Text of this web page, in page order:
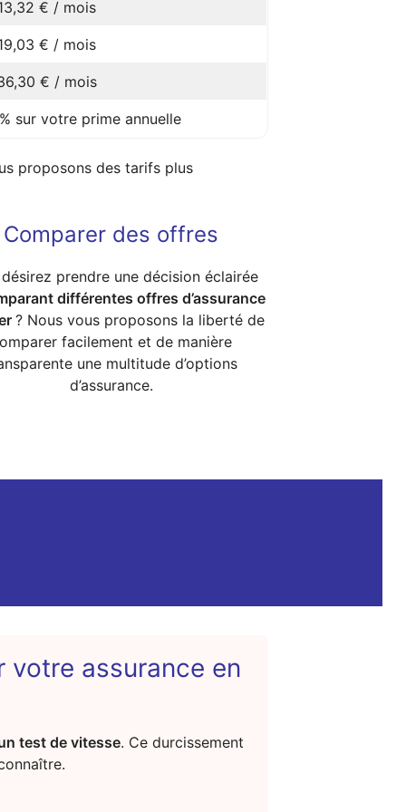
€ / mois
€ / mois
€ / mois
sur votre prime annuelle
proposons des tarifs plus
Comparer des offres
prendre une décision éclairée
différentes offres d’assurance
? Nous vous proposons la liberté de
facilement et de manière
une multitude d’options
d’assurance.
assurance en
test de vitesse. Ce durcissement